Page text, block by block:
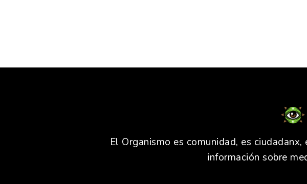
El Organismo es comunidad, es
información sobre